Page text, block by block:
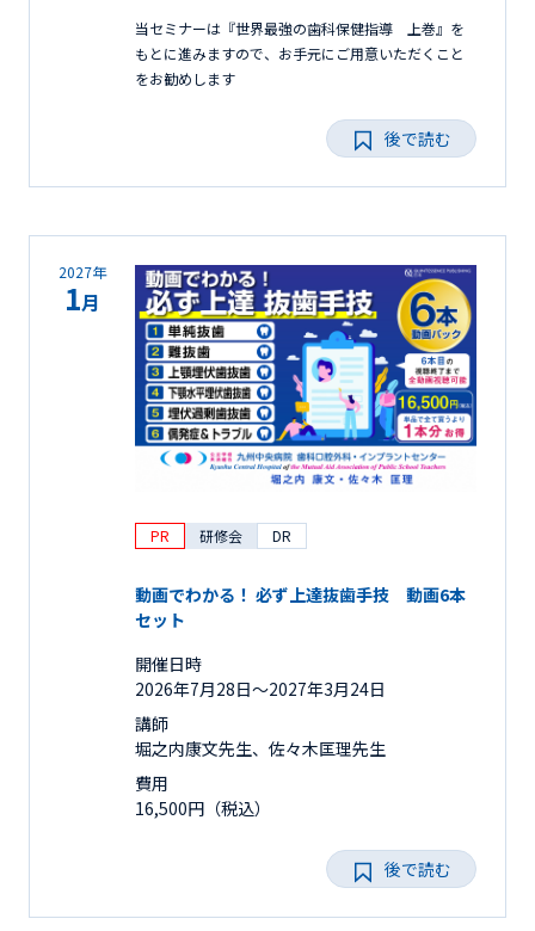
当セミナーは『世界最強の歯科保健指導 上巻』を
もとに進みますので、お手元にご用意いただくこと
をお勧めします
後で読む
2027年
1月
PR 研修会 DR
動画でわかる！ 必ず上達抜歯手技 動画6本
セット
開催日時
2026年7月28日〜2027年3月24日
講師
堀之内康文先生、佐々木匡理先生
費用
16,500円（税込）
後で読む